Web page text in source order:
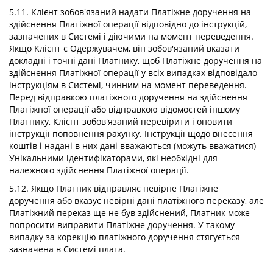
5.11. Клієнт зобов'язаний надати Платіжне доручення на
здійснення Платіжної операції відповідно до інструкцій,
зазначених в Системі і діючими на момент переведення.
Якщо Клієнт є Одержувачем, він зобов'язаний вказати
докладні і точні дані Платнику, щоб Платіжне доручення на
здійснення Платіжної операції у всіх випадках відповідало
інструкціям в Системі, чинним на момент переведення.
Перед відправкою платіжного доручення на здійснення
Платіжної операції або відправкою відомостей іншому
Платнику, Клієнт зобов'язаний перевірити і оновити
інструкції поповнення рахунку. Інструкції щодо внесення
коштів і надані в них дані вважаються (можуть вважатися)
Унікальними ідентифікаторами, які необхідні для
належного здійснення Платіжної операції.
5.12. Якщо Платник відправляє невірне Платіжне
доручення або вказує невірні дані платіжного переказу, але
Платіжний переказ ще не був здійснений, Платник може
попросити виправити Платіжне доручення. У такому
випадку за корекцію платіжного доручення стягується
зазначена в Системі плата.